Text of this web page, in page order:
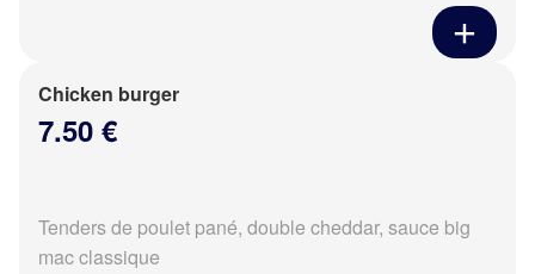
Chicken burger
7.50 €
Tenders de poulet pané, double cheddar, sauce big
mac classique